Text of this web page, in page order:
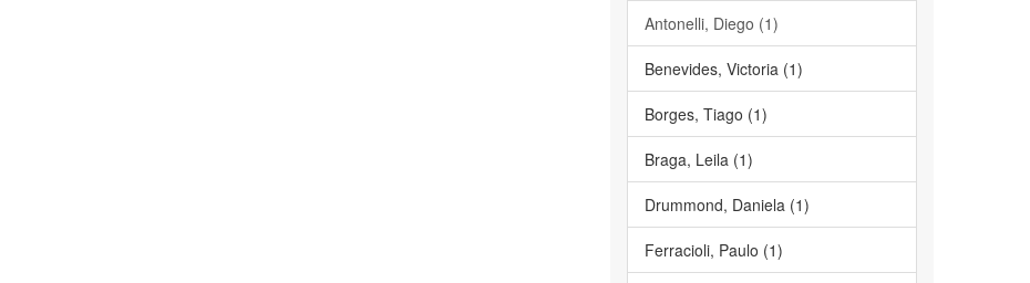
Antonelli, Diego (1)
Benevides, Victoria (1)
Borges, Tiago (1)
Braga, Leila (1)
Drummond, Daniela (1)
Ferracioli, Paulo (1)